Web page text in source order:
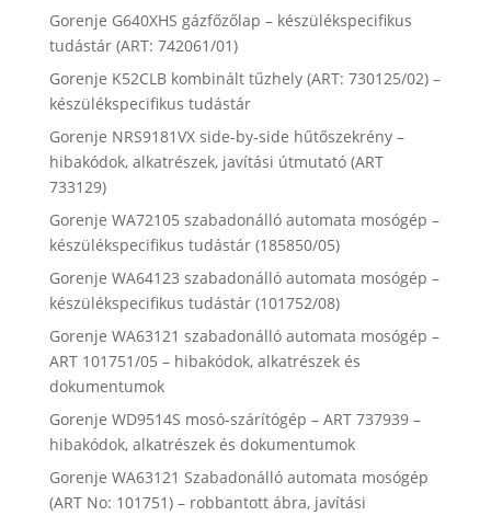
Gorenje G640XHS gázfőzőlap – készülékspecifikus
tudástár (ART: 742061/01)
Gorenje K52CLB kombinált tűzhely (ART: 730125/02) –
készülékspecifikus tudástár
Gorenje NRS9181VX side-by-side hűtőszekrény –
hibakódok, alkatrészek, javítási útmutató (ART
733129)
Gorenje WA72105 szabadonálló automata mosógép –
készülékspecifikus tudástár (185850/05)
Gorenje WA64123 szabadonálló automata mosógép –
készülékspecifikus tudástár (101752/08)
Gorenje WA63121 szabadonálló automata mosógép –
ART 101751/05 – hibakódok, alkatrészek és
dokumentumok
Gorenje WD9514S mosó-szárítógép – ART 737939 –
hibakódok, alkatrészek és dokumentumok
Gorenje WA63121 Szabadonálló automata mosógép
(ART No: 101751) – robbantott ábra, javítási